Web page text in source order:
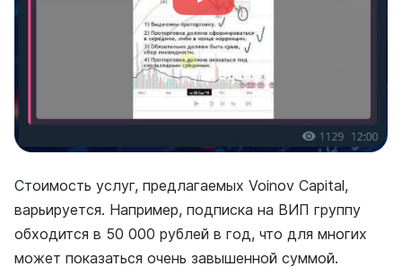
Стоимость услуг, предлагаемых Voinov Capital,
варьируется. Например, подписка на ВИП группу
обходится в 50 000 рублей в год, что для многих
может показаться очень завышенной суммой.